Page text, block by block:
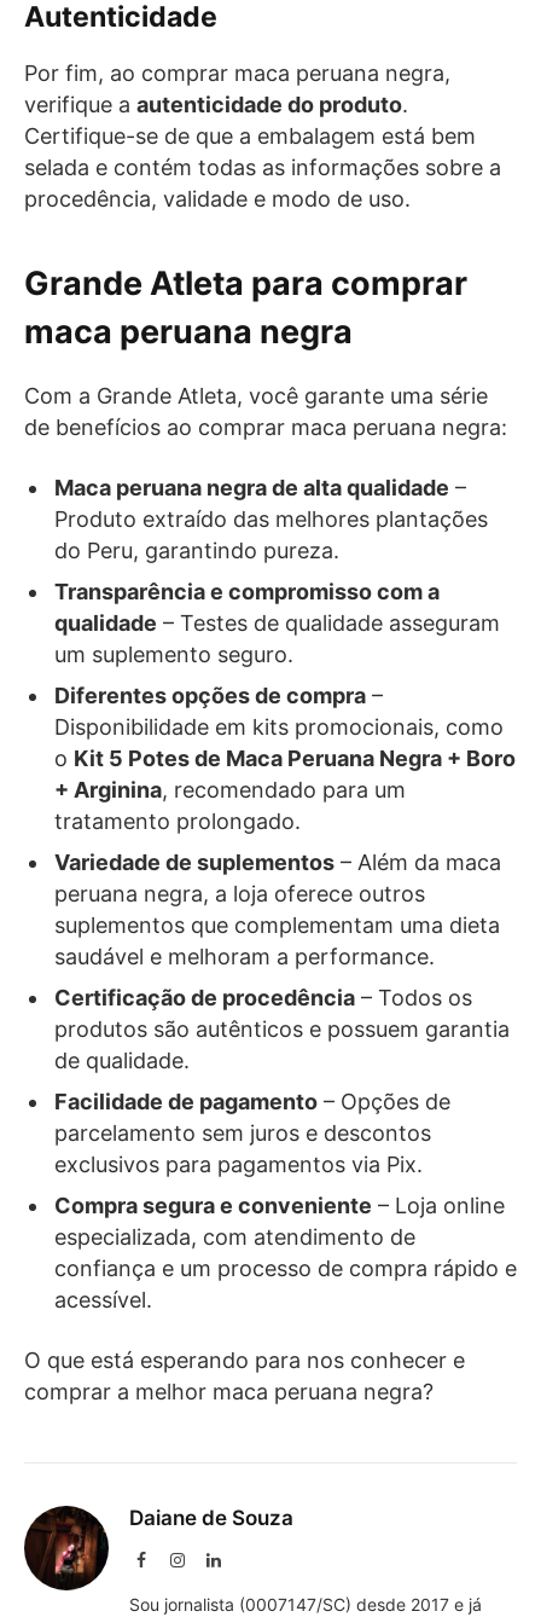
Autenticidade
Por fim, ao comprar maca peruana negra,
verifique a autenticidade do produto.
Certifique-se de que a embalagem está bem
selada e contém todas as informações sobre a
procedência, validade e modo de uso.
Grande Atleta para comprar
maca peruana negra
Com a Grande Atleta, você garante uma série
de benefícios ao comprar maca peruana negra:
Maca peruana negra de alta qualidade –
Produto extraído das melhores plantações
do Peru, garantindo pureza.
Transparência e compromisso com a
qualidade – Testes de qualidade asseguram
um suplemento seguro.
Diferentes opções de compra –
Disponibilidade em kits promocionais, como
o Kit 5 Potes de Maca Peruana Negra + Boro
+ Arginina, recomendado para um
tratamento prolongado.
Variedade de suplementos – Além da maca
peruana negra, a loja oferece outros
suplementos que complementam uma dieta
saudável e melhoram a performance.
Certificação de procedência – Todos os
produtos são autênticos e possuem garantia
de qualidade.
Facilidade de pagamento – Opções de
parcelamento sem juros e descontos
exclusivos para pagamentos via Pix.
Compra segura e conveniente – Loja online
especializada, com atendimento de
confiança e um processo de compra rápido e
acessível.
O que está esperando para nos conhecer e
comprar a melhor maca peruana negra?
Daiane de Souza
FacebookInstagramLinkedIn
Sou jornalista (0007147/SC) desde 2017 e já